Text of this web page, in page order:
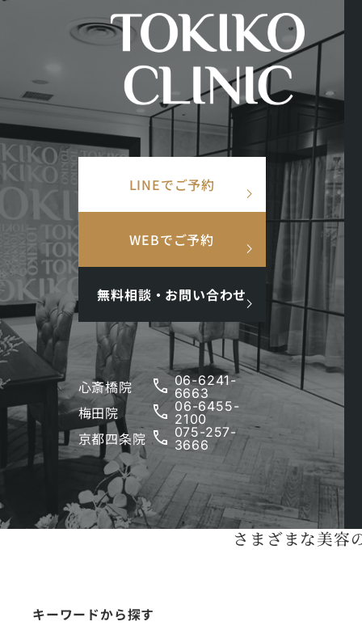
キ
ッ
プ
美容皮膚科×美容
LINEでご予約
WEBでご予約
無料相談・お問い合わせ
心斎橋院 phone 06-6241-
6663
梅田院 phone 06-6455-
2100
京都四条院 phone 075-257-
3666
検索ワード
検
人気ワード
#美肌 #インナーケア#アンチエイジング#点滴 #ホルモン
TOP/美容コラム 赤ら顔
美容の専門
さまざまな美容
キーワードから探す